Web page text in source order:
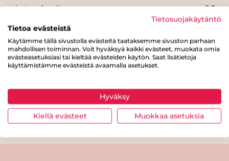
josta sokereita 0.3 g
Kuitua
Proteiinia 17 g
Suolaa
Tulosta sivu Jaa tuote
Tietosuojakäytäntö
Tietoa evästeistä
Käytämme tällä sivustolla evästeitä taataksemme sivuston parhaan
mahdollisen toiminnan. Voit hyväksyä kaikki evästeet, muokata omia
evästeasetuksiasi tai kieltää evästeiden käytön. Saat lisätietoja
käyttämistämme evästeistä avaamalla asetukset.
Hyväksy
Kiellä evästeet Muokkaa asetuksia